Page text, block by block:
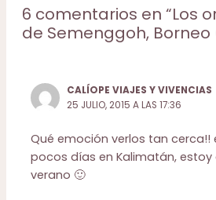
6 comentarios en “Los
de Semenggoh, Borneo
CALÍOPE VIAJES Y VIVENCIAS
25 JULIO, 2015 A LAS 17:36
Qué emoción verlos tan cerca!!
pocos días en Kalimatán, estoy
verano 🙂